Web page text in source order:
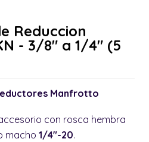
Reduccion
- 3/8" a 1/4" (5
Manfrotto
con rosca hembra
macho 1/4"-20.